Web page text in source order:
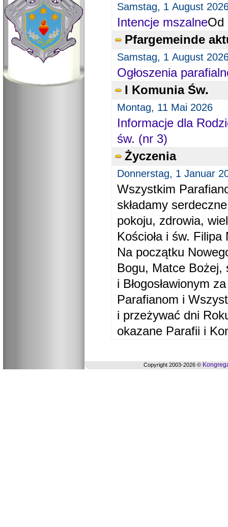
Samstag, 1 August
Intencje mszalneOd
Pfargemeinde
Samstag, 1 August
Ogłoszenia
I Komunia Św.
Montag, 11 Mai 2026
Informacje dla
św. (nr 3)
Życzenia
Donnerstag, 1 Januar
Wszystkim
składamy
pokoju, zdrowia,
Kościoła i św. Filipa
Na początku
Bogu, Matce Bożej,
i Błogosławionym
Parafianom i
i przeżywać dni
okazane Parafii i
Copyright 2003-2026 ©